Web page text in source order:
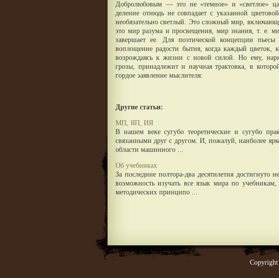
Добролюбовым — это не «темное» и «светлое»
деление отнюдь не совпадает с указанной
необязательно светлый. Это сложный мир,
это мир разума и просвещения, мир знания, т. е.
завершает ее. Для поэтической концепции
воплощение радости бытия, когда каждый цветок,
возрождаясь к жизни с новой силой. Но ему,
грозы, принадлежит и научная трактовка, в
гордое заявление мыслителя:
Другие статьи:
МП, ЯП, ИЯ
В нашем веке сугубо теоретические и сугубо
связанными друг с другом. И, пожалуй, наиболее
области машинного ...
Об учебниках
За последние полтора-два десятилетия
возможность изучать все язык мира по
методических принципо ...